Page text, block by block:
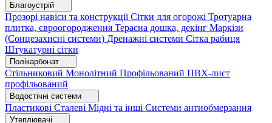
Благоустрій
Прозорі навіси та конструкціїСітки для огорожі Тротуарна
плитка, євроогородження Терасна дошка, декінг Маркізи
(Сонцезахисні системи) Дренажні системи Сітка рабиця
Штукатурні сітки
Полікарбонат
Стільниковий Монолітний Профільований ПВХ-лист
профільований
Водостічні системи
Пластикові Сталеві Мідні та інші Системи антиобмерзання
Утеплювачі